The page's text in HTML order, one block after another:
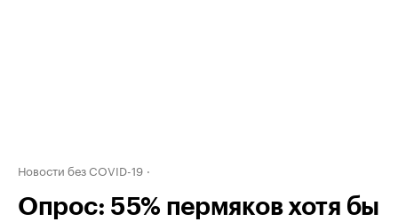
Новости без COVID-19
Опрос: 55% пермяков хотя бы